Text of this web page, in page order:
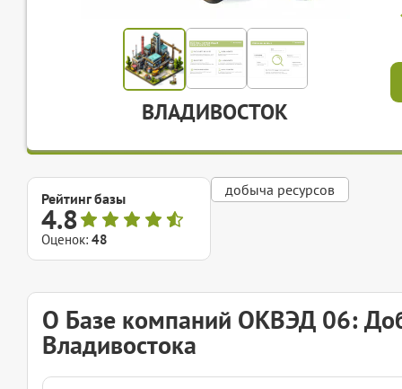
ВЛАДИВОСТОК
Рейтинг базы
4.8
Оценок: 48
добыча ресурсов
О Базе компаний ОКВЭД 06:
Владивостока